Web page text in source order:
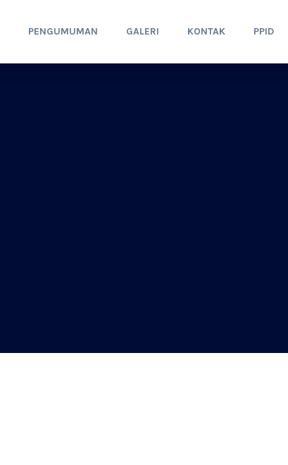
PENGUMUMAN GALERI KONTAK PPID